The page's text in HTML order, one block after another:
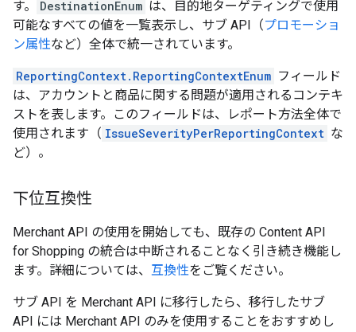
す。
DestinationEnum は、目的地ターゲティングで使用
可能なすべての値を一覧表示し、サブ API（プロモーショ
ン属性など）全体で統一されています。
ReportingContext.ReportingContextEnum フィールド
は、アカウントと商品に関する問題が適用されるコンテキ
ストを表します。このフィールドは、レポート方法全体で
使用されます（ IssueSeverityPerReportingContext な
ど）。
下位互換性
Merchant API の使用を開始しても、既存の Content API
for Shopping の統合は中断されることなく引き続き機能し
ます。詳細については、 互換性をご覧ください。
サブ API を Merchant API に移行したら、移行したサブ
API には Merchant API のみを使用することをおすすめし